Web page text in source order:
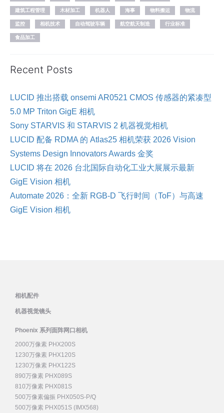
建筑工程管理 木材加工 机器人 海事 物料搬运 物流
监控 相机技术 自动驾驶车辆 航空航天制造 行业标准
食品加工
Recent Posts
LUCID 推出搭载 onsemi AR0521 CMOS 传感器的紧凑型
5.0 MP Triton GigE 相机
Sony STARVIS 和 STARVIS 2 机器视觉相机
LUCID 配备 RDMA 的 Atlas25 相机荣获 2026 Vision
Systems Design Innovators Awards 金奖
LUCID 将在 2026 台北国际自动化工业大展展示最新
GigE Vision 相机
Automate 2026：全新 RGB-D 飞行时间（ToF）与高速
GigE Vision 相机
相机配件
机器视觉镜头
Phoenix 系列面阵网口相机
2000万像素 PHX200S
1230万像素 PHX120S
1230万像素 PHX122S
890万像素 PHX089S
810万像素 PHX081S
500万像素偏振 PHX050S-P/Q
500万像素 PHX051S (IMX568)